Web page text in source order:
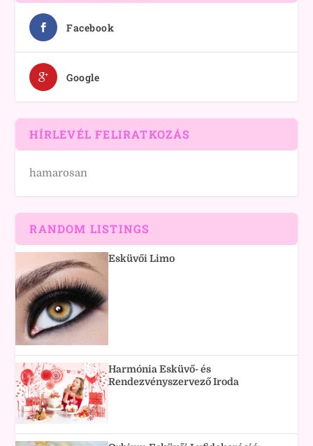
Facebook
Google
HÍRLEVÉL FELIRATKOZÁS
hamarosan
RANDOM LISTINGS
Esküvői Limo
Harmónia Esküvő- és
Rendezvényszervező Iroda